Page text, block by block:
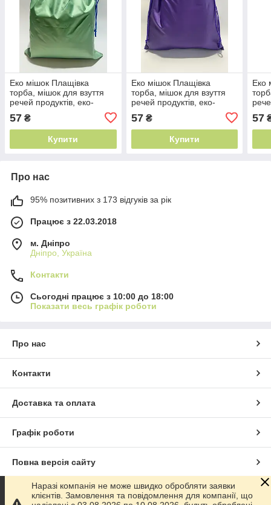
Еко мішок Плащівка
торба, мішок для взуття
речей продуктів, еко-
для іграшок, щільний
міцний
57 ₴
Купити
Еко мішок Плащівка
торба, мішок для взуття
речей продуктів, еко-
для іграшок, щільний
міцний
57₴
Купити
Еко
для
57
Про нас
95% позитивних з 173 відгуків за рік
Працює з 22.03.2018
м. Дніпро
Дніпро, Україна
Контакти
Сьогодні працює з 10:00 до 18:00
Показати весь графік роботи
Про нас
Контакти
Доставка та оплата
Графік роботи
Повна версія сайту
Сайт створено на маркетплейсіProm.ua
Наразі компанія не може швидко обробляти заявки
клієнтів. Замовлення та повідомлення для компанії, що